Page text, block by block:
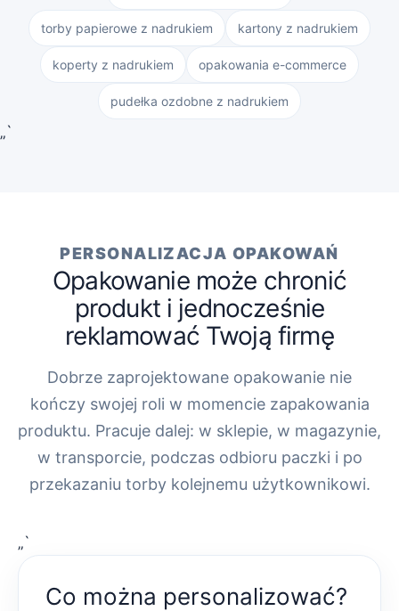
torby papierowe z nadrukiem kartony z nadrukiem
koperty z nadrukiem opakowania e-commerce
pudełka ozdobne z nadrukiem
„`
PERSONALIZACJA OPAKOWAŃ
Opakowanie może chronić
produkt i jednocześnie
reklamować Twoją firmę
Dobrze zaprojektowane opakowanie nie
kończy swojej roli w momencie zapakowania
produktu. Pracuje dalej: w sklepie, w magazynie,
w transporcie, podczas odbioru paczki i po
przekazaniu torby kolejnemu użytkownikowi.
„`
Co można personalizować?